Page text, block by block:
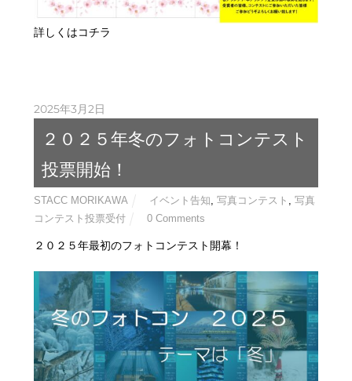
詳しくはコチラ
2025年3月2日
２０２５年冬のフォトコンテスト
投票開始！
STACC MORIKAWA イベント告知 写真コンテスト
写真
コンテスト投票受付
0 Comments
２０２５年最初のフォトコンテスト開幕！